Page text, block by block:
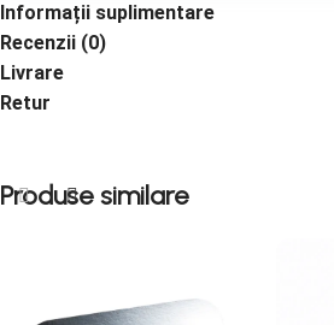
Informații suplimentare
Recenzii (0)
Livrare
Retur
Produse similare